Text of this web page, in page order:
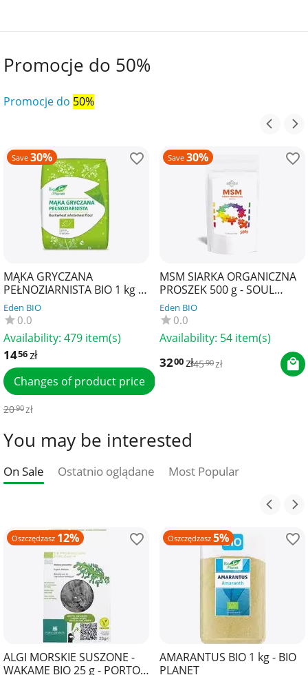
Promocje do 50%
Promocje do 50%
Save 30%
MĄKA GRYCZANA
PEŁNOZIARNISTA BIO 1 kg -
BIO PLANET
Eden BIO
0.0
Availability: 479 item(s)
1456zł
Changes of product price
2090zł
Save 30%
MSM SIARKA ORGANICZNA
PROSZEK 500 g - SOUL
FARM
Eden BIO
0.0
Availability: 54 item(s)
3200zł4590zł
You may be interested
On Sale Ostatnio oglądane Most Popular
Oszczędzasz 12%
ALGI MORSKIE SUSZONE -
WAKAME BIO 25 g - PORTO
Oszczędzasz 5%
AMARANTUS BIO 1 kg - BIO
PLANET